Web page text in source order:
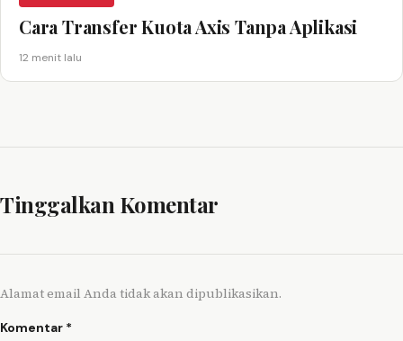
Cara Transfer Kuota Axis Tanpa Aplikasi
12 menit lalu
Tinggalkan Komentar
Alamat email Anda tidak akan dipublikasikan.
Komentar *